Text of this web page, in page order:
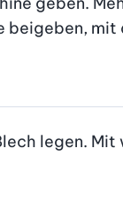
beigeben,
legen. Mit